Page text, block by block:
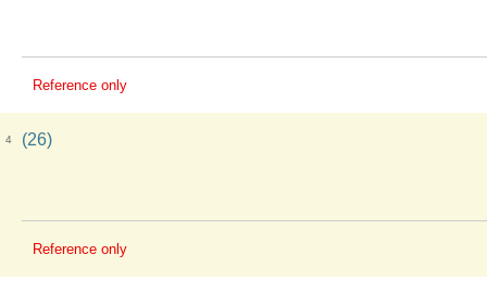
Reference only
4 (26)
Reference only